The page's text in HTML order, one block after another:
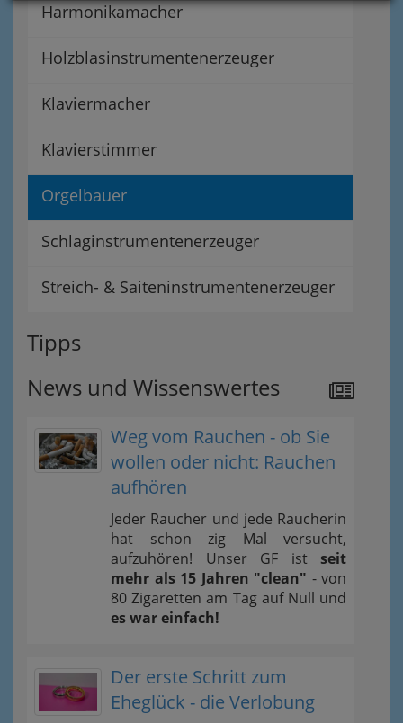
Harmonikamacher
Holzblasinstrumentenerzeuger
Klaviermacher
Klavierstimmer
Orgelbauer
Schlaginstrumentenerzeuger
Streich- & Saiteninstrumentenerzeuger
Tipps
News und Wissenswertes
Weg vom Rauchen - ob Sie
wollen oder nicht: Rauchen
aufhören
Jeder Raucher und jede Raucherin
hat schon zig Mal versucht,
aufzuhören! Unser GF ist seit
mehr als 15 Jahren "clean" - von
80 Zigaretten am Tag auf Null und
es war einfach!
Der erste Schritt zum
Eheglück - die Verlobung